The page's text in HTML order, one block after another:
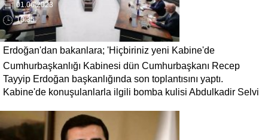
01.06.2023
10:35
Erdoğan'dan bakanlara; 'Hiçbiriniz yeni Kabine'de
olmayacaksınız'
Cumhurbaşkanlığı Kabinesi dün Cumhurbaşkanı Recep
Tayyip Erdoğan başkanlığında son toplantısını yaptı.
Kabine'de konuşulanlarla ilgili bomba kulisi Abdulkadir Selvi
Mevcut bakanların hiçbiri yeni Kabine'de yer almayacak.